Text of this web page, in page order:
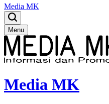
Media MK
Menu
Media MK